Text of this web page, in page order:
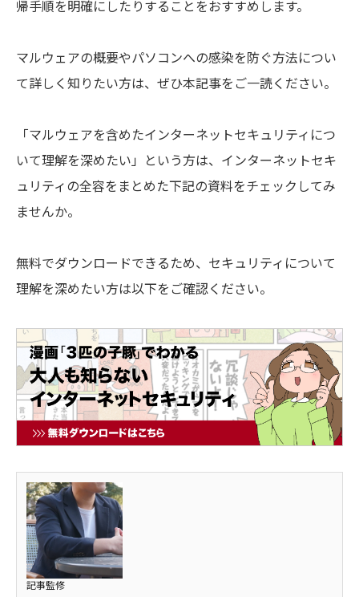
帰手順を明確にしたりすることをおすすめします。
マルウェアの概要やパソコンへの感染を防ぐ方法につい
て詳しく知りたい方は、ぜひ本記事をご一読ください。
「マルウェアを含めたインターネットセキュリティにつ
いて理解を深めたい」という方は、インターネットセキ
ュリティの全容をまとめた下記の資料をチェックしてみ
ませんか。
無料でダウンロードできるため、セキュリティについて
理解を深めたい方は以下をご確認ください。
記事監修